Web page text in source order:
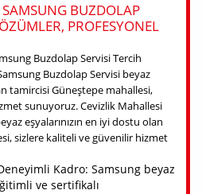
BUZDOLAP
PROFESYONEL
Buzdolap Servisi Tercih
Buzdolap Servisi beyaz
tamircisi Güneştepe mahallesi,
sunuyoruz. Cevizlik Mahallesi
eşyalarınızın en iyi dostu olan
sizlere kaliteli ve güvenilir hizmet
Kadro: Samsung beyaz
ve sertifikalı